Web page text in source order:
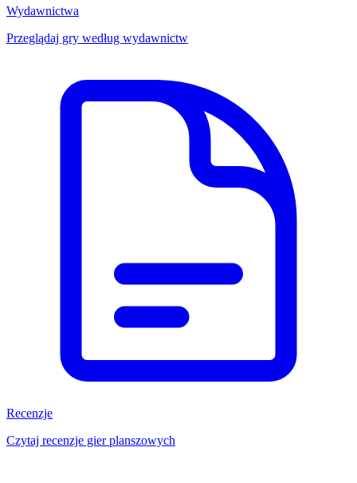
Wydawnictwa
Przeglądaj gry według wydawnictw
Recenzje
Czytaj recenzje gier planszowych